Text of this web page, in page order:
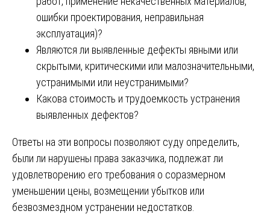
ошибки проектирования, неправильная
эксплуатация)?
Являются ли выявленные дефекты явными или
скрытыми, критическими или малозначительными,
устранимыми или неустранимыми?
Какова стоимость и трудоемкость устранения
выявленных дефектов?
Ответы на эти вопросы позволяют суду определить,
были ли нарушены права заказчика, подлежат ли
удовлетворению его требования о соразмерном
уменьшении цены, возмещении убытков или
безвозмездном устранении недостатков.